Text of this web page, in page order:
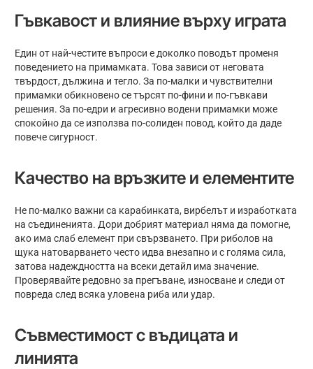
Гъвкавост и влияние върху играта
Един от най-честите въпроси е доколко поводът променя
поведението на примамката. Това зависи от неговата
твърдост, дължина и тегло. За по-малки и чувствителни
примамки обикновено се търсят по-фини и по-гъвкави
решения. За по-едри и агресивно водени примамки може
спокойно да се използва по-солиден повод, който да даде
повече сигурност.
Качество на връзките и елементите
Не по-малко важни са карабинката, вирбелът и изработката
на съединенията. Дори добрият материал няма да помогне,
ако има слаб елемент при свързването. При риболов на
щука натоварването често идва внезапно и с голяма сила,
затова надеждността на всеки детайл има значение.
Проверявайте редовно за прегъване, износване и следи от
повреда след всяка уловена риба или удар.
Съвместимост с въдицата и
линията